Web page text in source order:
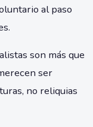
al paso
son más que
ser
no reliquias